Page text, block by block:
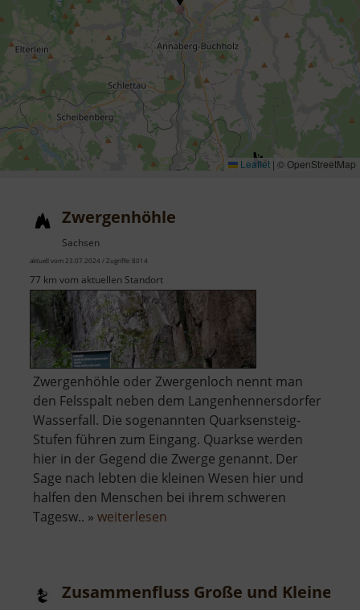
Leaflet | © OpenStreetMap
Zwergenhöhle
Sachsen
aktuell vom 23.07.2024 / Zugriffe: 8014
77 km vom aktuellen Standort
Zwergenhöhle oder Zwergenloch nennt man
den Felsspalt neben dem Langenhennersdorfer
Wasserfall. Die sogenannten Quarksensteig-
Stufen führen zum Eingang. Quarkse werden
hier in der Gegend die Zwerge genannt. Der
Sage nach lebten die kleinen Wesen hier und
halfen den Menschen bei ihrem schweren
Tagesw.. » weiterlesen
Zusammenfluss Große und Kleine